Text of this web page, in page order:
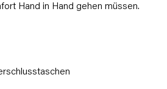
Hand in Hand gehen müssen.